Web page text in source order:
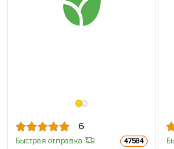
6
Быстрая отправка 47584